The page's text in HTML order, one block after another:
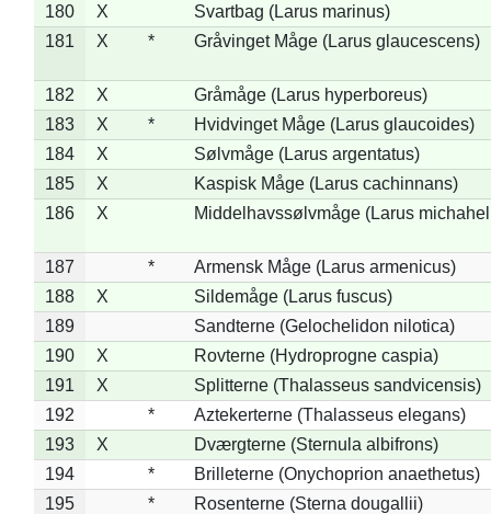
180
X
Svartbag (Larus marinus)
181
X * Gråvinget Måge (Larus glaucescens)
182 X
Gråmåge (Larus hyperboreus)
183
X *
Hvidvinget Måge (Larus glaucoides)
184
X
Sølvmåge (Larus argentatus)
185
X
Kaspisk Måge (Larus cachinnans)
186
X Middelhavssølvmåge (Larus
187 *
Armensk Måge (Larus armenicus)
188
X
Sildemåge (Larus fuscus)
189
Sandterne (Gelochelidon nilotica)
190
X
Rovterne (Hydroprogne caspia)
191
X
Splitterne (Thalasseus sandvicensis)
192
*
Aztekerterne (Thalasseus elegans)
193
X
Dværgterne (Sternula albifrons)
194
*
Brilleterne (Onychoprion anaethetus)
195
*
Rosenterne (Sterna dougallii)